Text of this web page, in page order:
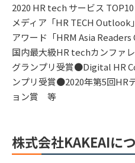
2020 HR tech サービス
メディア「HR TECH
アワード「HRM Asia
国内最大級HR techカンファ
グランプリ受賞●Digital HR
ンプリ受賞●2020年第5回HR
ョン賞 等
株式会社KAKEAIに